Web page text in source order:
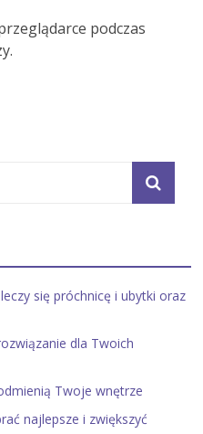
podczas
się próchnicę i ubytki oraz
dla Twoich
Twoje wnętrze
najlepsze i zwiększyć